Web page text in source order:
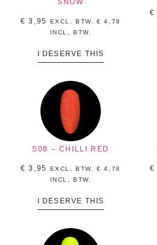
€ 3,95 EXCL. BTW.€ 4,78
INCL, BTW.
I DESERVE THIS
€
S08 – CHILLI RED
€ 3,95 EXCL. BTW.€ 4,78
INCL, BTW.
I DESERVE THIS
€